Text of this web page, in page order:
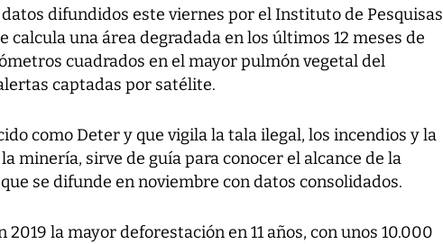
difundidos este viernes por el Instituto de Pesquisas
calcula una área degradada en los últimos 12 meses de
cuadrados en el mayor pulmón vegetal del
captadas por satélite.
como Deter y que vigila la tala ilegal, los incendios y la
minería, sirve de guía para conocer el alcance de la
se difunde en noviembre con datos consolidados.
la mayor deforestación en 11 años, con unos 10.000